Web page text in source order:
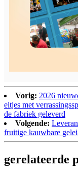
Vorig: 2026
eitjes met
de fabriek geleverd
Volgende:
fruitige kauwbare
gerelateerde